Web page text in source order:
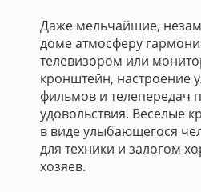
Даже мельчайшие,
доме атмосферу
телевизором или
кронштейн, настроение
фильмов и телепередач
удовольствия. Веселые
в виде улыбающегося
для техники и залогом
хозяев.